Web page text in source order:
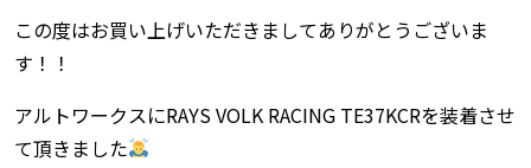
この度はお買い上げいただきましてありがとうございま
す！！
アルトワークスにRAYS VOLK RACING TE37KCRを装着させ
て頂きました